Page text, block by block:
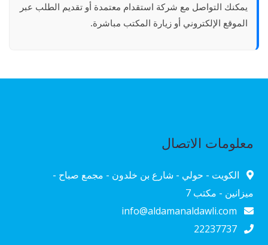
يمكنك التواصل مع شركة استقدام معتمدة أو تقديم الطلب عبر
الموقع الإلكتروني أو زيارة المكتب مباشرة.
معلومات الاتصال
الكويت - حولي - شارع بن خلدون - مجمع صباح -
ميزانين - مكتب 7